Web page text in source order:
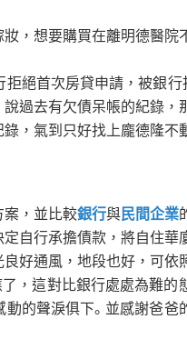
，想要購買在離明德醫院
絕首次房貸申請，被銀行
過去有欠債呆帳的紀錄，
，氣到只好找上龐德隆不
案，並比較銀行與民間企業
自行承擔債款，將自住華
好通風，地段也好，可依
，這對比銀行處處為難的
的聲淚俱下。並感謝爸爸